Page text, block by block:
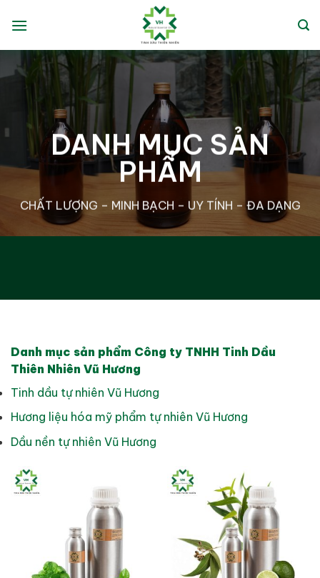
qua
DANH MỤC SẢN
PHẨM
CHẤT LƯỢNG – MINH BẠCH – UY TÍNH – ĐA DẠNG
Danh mục sản phẩm Công ty TNHH Tinh Dầu
Thiên Nhiên Vũ Hương
Tinh dầu tự nhiên Vũ Hương
Hương liệu hóa mỹ phẩm tự nhiên Vũ Hương
Dầu nền tự nhiên Vũ Hương